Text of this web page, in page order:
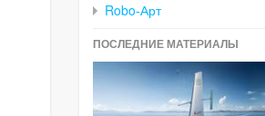
Robo-Арт
ПОСЛЕДНИЕ МАТЕРИАЛЫ